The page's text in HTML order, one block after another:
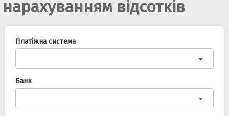
нарахуванням відсотків
Платіжна система
Банк